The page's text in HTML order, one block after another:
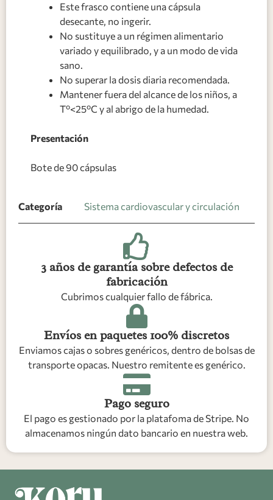
Este frasco contiene una cápsula
desecante, no ingerir.
No sustituye a un régimen alimentario
variado y equilibrado, y a un modo de vida
sano.
No superar la dosis diaria recomendada.
Mantener fuera del alcance de los niños, a
Tº<25ºC y al abrigo de la humedad.
Presentación
Bote de 90 cápsulas
Categoría Sistema cardiovascular y circulación
3 años de garantía sobre defectos de
fabricación
Cubrimos cualquier fallo de fábrica.
Envíos en paquetes 100% discretos
Enviamos cajas o sobres genéricos, dentro de bolsas de
transporte opacas. Nuestro remitente es genérico.
Pago seguro
El pago es gestionado por la platafoma de Stripe. No
almacenamos ningún dato bancario en nuestra web.